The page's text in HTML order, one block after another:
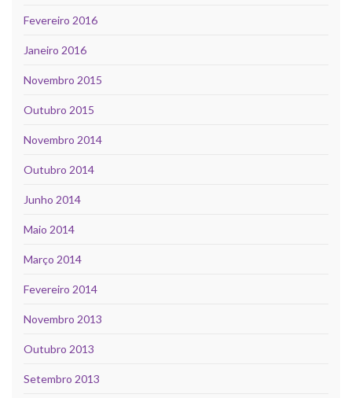
Fevereiro 2016
Janeiro 2016
Novembro 2015
Outubro 2015
Novembro 2014
Outubro 2014
Junho 2014
Maio 2014
Março 2014
Fevereiro 2014
Novembro 2013
Outubro 2013
Setembro 2013